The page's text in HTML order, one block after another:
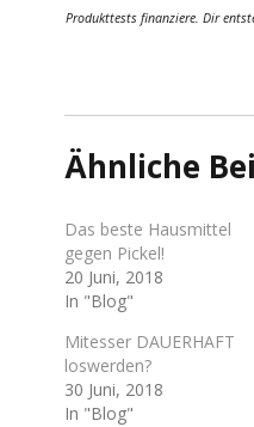
Produkttests finanziere. Dir
Ähnliche
Das beste Hausmittel
gegen Pickel!
20 Juni, 2018
In "Blog"
Mitesser DAUERHAFT
loswerden?
30 Juni, 2018
In "Blog"